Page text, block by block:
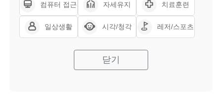
컴퓨터 접근 자세유지 치료훈련
일상생활 시각/청각 레저/스포츠
닫기